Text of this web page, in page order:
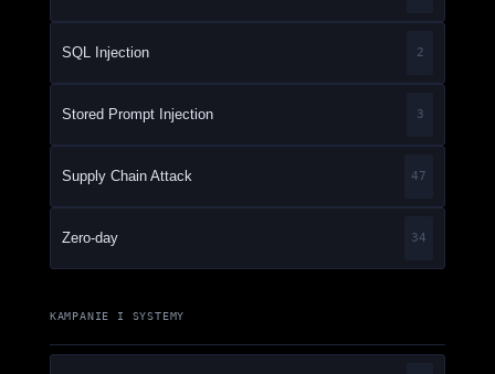
SQL Injection 2
Stored Prompt Injection 3
Supply Chain Attack 47
Zero-day 34
KAMPANIE I SYSTEMY